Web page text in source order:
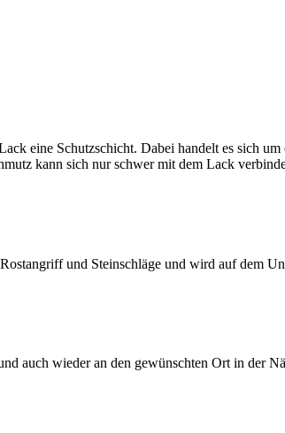
eine Schutzschicht. Dabei handelt es sich
kann sich nur schwer mit dem Lack
und Steinschläge und wird auf dem
auch wieder an den gewünschten Ort in der